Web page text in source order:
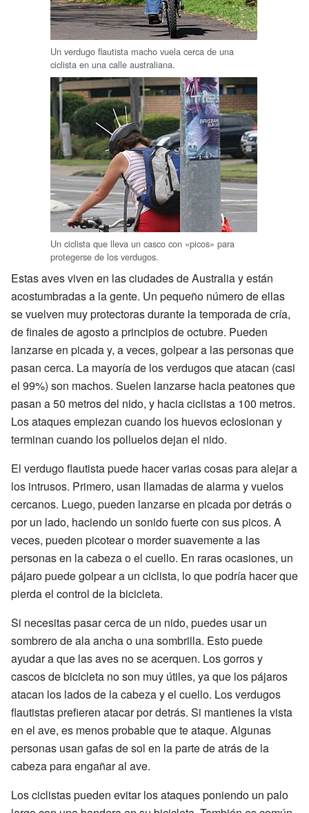
Un verdugo flautista macho vuela cerca de una
ciclista en una calle australiana.
Un ciclista que lleva un casco con «picos» para
protegerse de los verdugos.
Estas aves viven en las ciudades de Australia y están
acostumbradas a la gente. Un pequeño número de ellas
se vuelven muy protectoras durante la temporada de cría,
de finales de agosto a principios de octubre. Pueden
lanzarse en picada y, a veces, golpear a las personas que
pasan cerca. La mayoría de los verdugos que atacan (casi
el 99%) son machos. Suelen lanzarse hacia peatones que
pasan a 50 metros del nido, y hacia ciclistas a 100 metros.
Los ataques empiezan cuando los huevos eclosionan y
terminan cuando los polluelos dejan el nido.
El verdugo flautista puede hacer varias cosas para alejar a
los intrusos. Primero, usan llamadas de alarma y vuelos
cercanos. Luego, pueden lanzarse en picada por detrás o
por un lado, haciendo un sonido fuerte con sus picos. A
veces, pueden picotear o morder suavemente a las
personas en la cabeza o el cuello. En raras ocasiones, un
pájaro puede golpear a un ciclista, lo que podría hacer que
pierda el control de la bicicleta.
Si necesitas pasar cerca de un nido, puedes usar un
sombrero de ala ancha o una sombrilla. Esto puede
ayudar a que las aves no se acerquen. Los gorros y
cascos de bicicleta no son muy útiles, ya que los pájaros
atacan los lados de la cabeza y el cuello. Los verdugos
flautistas prefieren atacar por detrás. Si mantienes la vista
en el ave, es menos probable que te ataque. Algunas
personas usan gafas de sol en la parte de atrás de la
cabeza para engañar al ave.
Los ciclistas pueden evitar los ataques poniendo un palo